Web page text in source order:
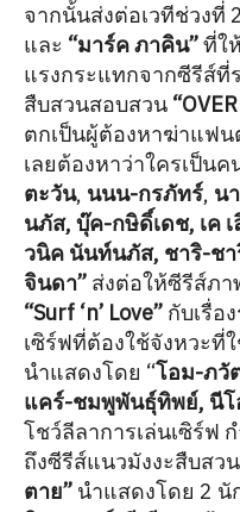
จากนั้นส่งต่อเวทีช่วงที่
และ “มาร์ค ภาคิน”ที่ใ
แรงกระแทกจากซีรีส์ที่
สืบสวนสอบสวน
ตกเป็นผู้ต้องหาฆ่าแฟน
เลยต้องหาว่าใครเป็นค
ตะวัน, นนน-กรภัทร์, น
นภัส, บุ๊ค-กษิดิ์เดช, เค
วนิค นันท์นภัส, ชาริ-ชา
จินดา” ส่งต่อให้ซีรีส์ภ
“Surf ‘n’ Love” กับเรื่อ
เซิร์ฟที่ต้องใช้จังหวะที่
นำแสดงโดย “โอม-ภวั
แคร์-ชมพูพันธุ์ทิพย์, นีโ
โชว์ลีลาการเล่นเซิร์ฟ
ถึงซีรีส์แนวมังงะสืบสว
ตาย” นำแสดงโดย 2